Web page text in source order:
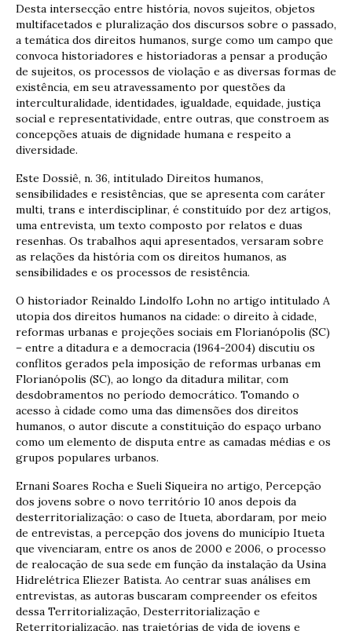
Desta intersecção entre história, novos sujeitos, objetos
multifacetados e pluralização dos discursos sobre o passado,
a temática dos direitos humanos, surge como um campo que
convoca historiadores e historiadoras a pensar a produção
de sujeitos, os processos de violação e as diversas formas de
existência, em seu atravessamento por questões da
interculturalidade, identidades, igualdade, equidade, justiça
social e representatividade, entre outras, que constroem as
concepções atuais de dignidade humana e respeito a
diversidade.
Este Dossiê, n. 36, intitulado Direitos humanos,
sensibilidades e resistências, que se apresenta com caráter
multi, trans e interdisciplinar, é constituído por dez artigos,
uma entrevista, um texto composto por relatos e duas
resenhas. Os trabalhos aqui apresentados, versaram sobre
as relações da história com os direitos humanos, as
sensibilidades e os processos de resistência.
O historiador Reinaldo Lindolfo Lohn no artigo intitulado A
utopia dos direitos humanos na cidade: o direito à cidade,
reformas urbanas e projeções sociais em Florianópolis (SC)
– entre a ditadura e a democracia (1964-2004) discutiu os
conflitos gerados pela imposição de reformas urbanas em
Florianópolis (SC), ao longo da ditadura militar, com
desdobramentos no período democrático. Tomando o
acesso à cidade como uma das dimensões dos direitos
humanos, o autor discute a constituição do espaço urbano
como um elemento de disputa entre as camadas médias e os
grupos populares urbanos.
Ernani Soares Rocha e Sueli Siqueira no artigo, Percepção
dos jovens sobre o novo território 10 anos depois da
desterritorialização: o caso de Itueta, abordaram, por meio
de entrevistas, a percepção dos jovens do município Itueta
que vivenciaram, entre os anos de 2000 e 2006, o processo
de realocação de sua sede em função da instalação da Usina
Hidrelétrica Eliezer Batista. Ao centrar suas análises em
entrevistas, as autoras buscaram compreender os efeitos
dessa Territorialização, Desterritorialização e
Reterritorialização, nas trajetórias de vida de jovens e